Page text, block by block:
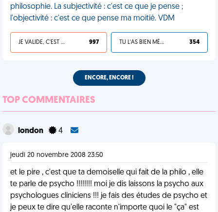
philosophie. La subjectivité : c'est ce que je pense ;
l'objectivité : c'est ce que pense ma moitié. VDM
JE VALIDE, C'EST UNE VDM 997 TU L'AS BIEN MÉRITÉ 354
ENCORE, ENCORE !
TOP COMMENTAIRES
london 4
jeudi 20 novembre 2008 23:50
et le pire , c'est que ta demoiselle qui fait de la philo , elle
te parle de psycho !!!!!!!! moi je dis laissons la psycho aux
psychologues cliniciens !!! je fais des études de psycho et
je peux te dire qu'elle raconte n'importe quoi le "ça" est